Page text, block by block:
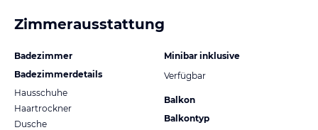
Zimmerausstattung
Badezimmer
Badezimmerdetails
Hausschuhe
Haartrockner
Dusche
Minibar inklusive
Verfügbar
Balkon
Balkontyp